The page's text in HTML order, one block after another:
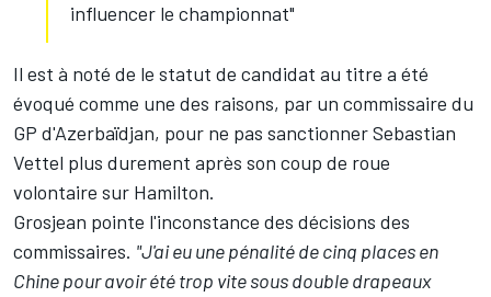
influencer le championnat"
Il est à noté de le statut de candidat au titre a été
évoqué comme une des raisons, par un commissaire du
GP d'Azerbaïdjan, pour ne pas sanctionnerSebastian
Vettel plus durement après son coup de roue
volontaire sur Hamilton.
Grosjean pointe l'inconstance des décisions des
commissaires. "J'ai eu une pénalité de cinq places en
Chine pour avoir été trop vite sous double drapeaux